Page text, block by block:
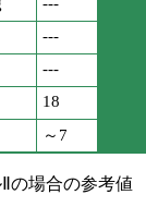
---
---
---
18
～7
の場合の参考値